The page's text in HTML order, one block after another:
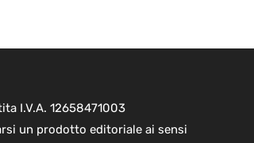
I.V.A. 12658471003
un prodotto editoriale ai sensi